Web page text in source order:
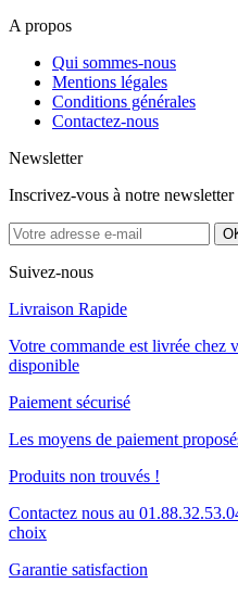
A propos
Qui sommes-nous
Mentions légales
Conditions générales
Contactez-nous
Newsletter
Inscrivez-vous à notre
Suivez-nous
Livraison Rapide
Votre commande est livrée chez
disponible
Paiement sécurisé
Les moyens de paiement
Produits non trouvés !
Contactez nous au
choix
Garantie satisfaction